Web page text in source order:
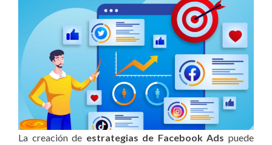
La creación de estrategias de Facebook Ads puede